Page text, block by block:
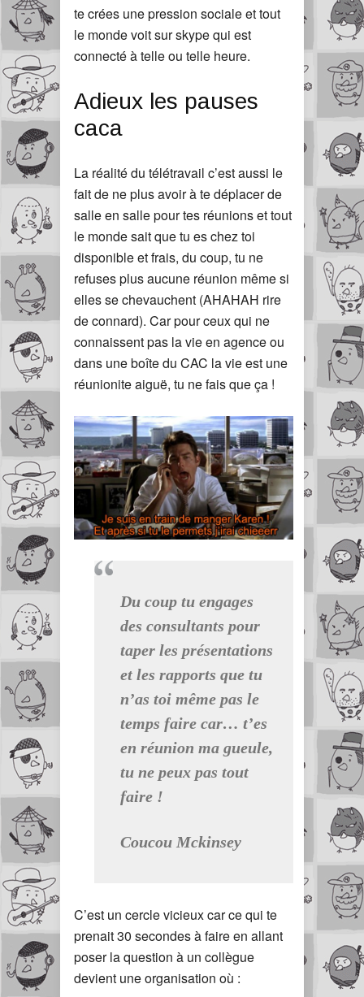
te crées une pression sociale et tout
le monde voit sur skype qui est
connecté à telle ou telle heure.
Adieux les pauses
caca
La réalité du télétravail c’est aussi le
fait de ne plus avoir à te déplacer de
salle en salle pour tes réunions et tout
le monde sait que tu es chez toi
disponible et frais, du coup, tu ne
refuses plus aucune réunion même si
elles se chevauchent (AHAHAH rire
de connard). Car pour ceux qui ne
connaissent pas la vie en agence ou
dans une boîte du CAC la vie est une
réunionite aiguë, tu ne fais que ça !
Du coup tu engages
des consultants pour
taper les présentations
et les rapports que tu
n’as toi même pas le
temps faire car… t’es
en réunion ma gueule,
tu ne peux pas tout
faire !
Coucou Mckinsey
C’est un cercle vicieux car ce qui te
prenait 30 secondes à faire en allant
poser la question à un collègue
devient une organisation où :